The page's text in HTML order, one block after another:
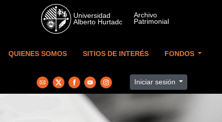
Skip to main content
QUIENES SOMOS SITIOS DE INTERÉS FONDOS
Iniciar sesión